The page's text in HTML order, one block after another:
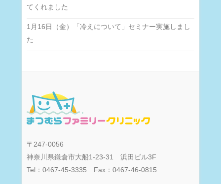
てくれました
1月16日（金）「冷えについて」セミナー実施しまし
た
〒247-0056
神奈川県鎌倉市大船1-23-31 浜田ビル3F
Tel：0467-45-3335 Fax：0467-46-0815